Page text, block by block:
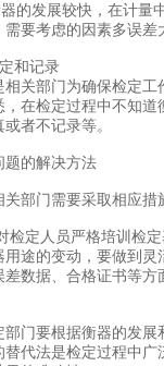
发展较快，在计量中
要考虑的因素多误差
和记录
部门为确保检定工
，在检定过程中不知
者不记录等。
题的解决方法
部门需要采取相应措
人员严格培训检定
用途的变动，要做到
数据、合格证书等
要根据衡器的发展
代法是检定过程中